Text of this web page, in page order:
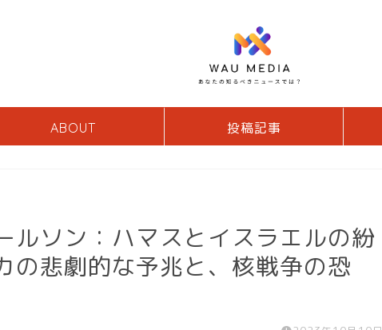
ABOUT 投稿記事
ルソン：ハマスとイスラエルの紛
の悲劇的な予兆と、核戦争の恐